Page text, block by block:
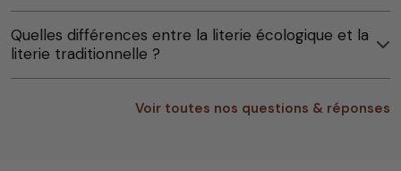
Quelles différences entre la literie écologique et la
literie traditionnelle ?
Voir toutes nos questions & réponses